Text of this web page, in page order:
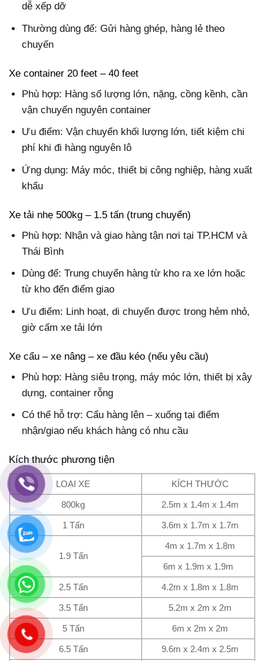
dễ xếp dỡ
Thường dùng để: Gửi hàng ghép, hàng lẻ theo
chuyến
Xe container 20 feet – 40 feet
Phù hợp: Hàng số lượng lớn, nặng, cồng kềnh, cần
vận chuyển nguyên container
Ưu điểm: Vận chuyển khối lượng lớn, tiết kiệm chi
phí khi đi hàng nguyên lô
Ứng dụng: Máy móc, thiết bị công nghiệp, hàng xuất
khẩu
Xe tải nhẹ 500kg – 1.5 tấn (trung chuyển)
Phù hợp: Nhận và giao hàng tận nơi tại TP.HCM và
Thái Bình
Dùng để: Trung chuyển hàng từ kho ra xe lớn hoặc
từ kho đến điểm giao
Ưu điểm: Linh hoạt, di chuyển được trong hẻm nhỏ,
giờ cấm xe tải lớn
Xe cẩu – xe nâng – xe đầu kéo (nếu yêu cầu)
Phù hợp: Hàng siêu trọng, máy móc lớn, thiết bị xây
dựng, container rỗng
Có thể hỗ trợ: Cẩu hàng lên – xuống tại điểm
nhận/giao nếu khách hàng có nhu cầu
Kích thước phương tiện
LOẠI XE KÍCH THƯỚC
800kg 2.5m x 1.4m x 1.4m
1 Tấn 3.6m x 1.7m x 1.7m
1.9 Tấn
4m x 1.7m x 1.8m
6m x 1.9m x 1.9m
2.5 Tấn 4.2m x 1.8m x 1.8m
3.5 Tấn 5.2m x 2m x 2m
5 Tấn 6m x 2m x 2m
6.5 Tấn 9.6m x 2.4m x 2.5m